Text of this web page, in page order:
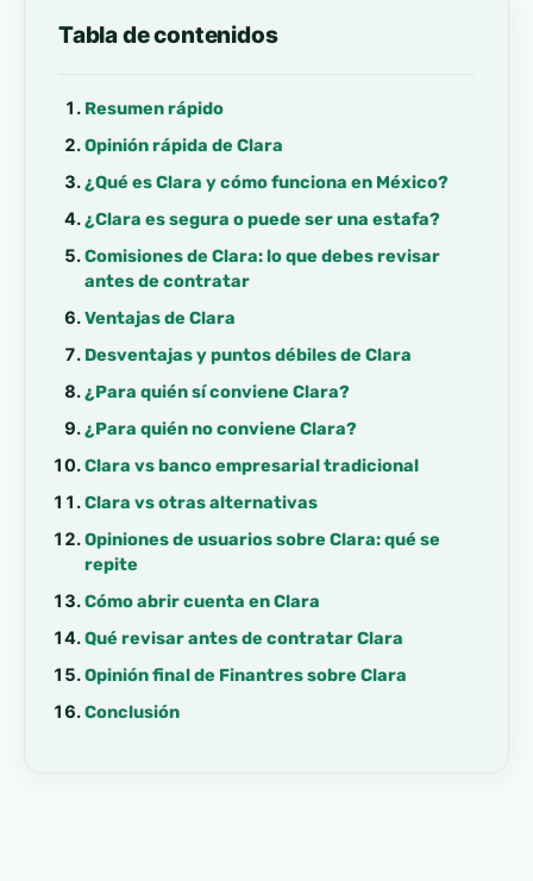
Tabla de contenidos
Resumen rápido
Opinión rápida de Clara
¿Qué es Clara y cómo funciona en México?
¿Clara es segura o puede ser una estafa?
Comisiones de Clara: lo que debes revisar
antes de contratar
Ventajas de Clara
Desventajas y puntos débiles de Clara
¿Para quién sí conviene Clara?
¿Para quién no conviene Clara?
Clara vs banco empresarial tradicional
Clara vs otras alternativas
Opiniones de usuarios sobre Clara: qué se
repite
Cómo abrir cuenta en Clara
Qué revisar antes de contratar Clara
Opinión final de Finantres sobre Clara
Conclusión